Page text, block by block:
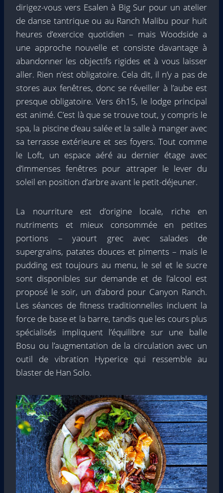
dirigez-vous vers Esalen à Big Sur pour un atelier
de danse tantrique ou au Ranch Malibu pour huit
heures d’exercice quotidien – mais Woodside a
une approche nouvelle et consiste davantage à
abandonner les objectifs rigides et à vous laisser
aller. Rien n’est obligatoire. Cela dit, il n’y a pas de
stores aux fenêtres, donc se réveiller à l’aube est
presque obligatoire. Vers 6h15, le lodge principal
est animé. C’est là que se trouve tout, y compris le
spa, la piscine d’eau salée et la salle à manger avec
sa terrasse extérieure et ses foyers. Tout comme
le Loft, un espace aéré au dernier étage avec
d’immenses fenêtres pour attraper le lever du
soleil en position d’arbre avant le petit-déjeuner.
La nourriture est d’origine locale, riche en
nutriments et mieux consommée en petites
portions – yaourt grec avec salades de
supergrains, patates douces et piments – mais le
pudding est toujours au menu, le sel et le sucre
sont disponibles sur demande et de l’alcool est
proposé le soir, un d’abord pour Canyon Ranch.
Les séances de fitness traditionnelles incluent la
force de base et la barre, tandis que les cours plus
spécialisés impliquent l’équilibre sur une balle
Bosu ou l’augmentation de la circulation avec un
outil de vibration Hyperice qui ressemble au
blaster de Han Solo.